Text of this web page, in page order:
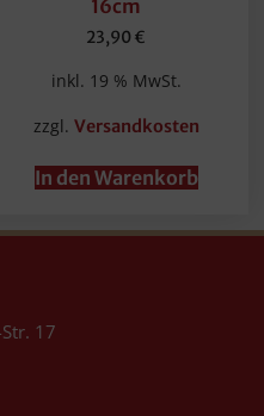
16cm
23,90 €
inkl. 19 % MwSt.
zzgl. Versandkosten
In den Warenkorb
17